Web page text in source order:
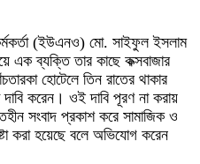
কর্মকর্তা (ইউএনও) মো. সাইফুল ইসলাম
এক ব্যক্তি তার কাছে কক্সবাজার
হোটেলে তিন রাতের থাকার
করেন। ওই দাবি পূরণ না করায়
সংবাদ প্রকাশ করে সামাজিক ও
করা হয়েছে বলে অভিযোগ করেন